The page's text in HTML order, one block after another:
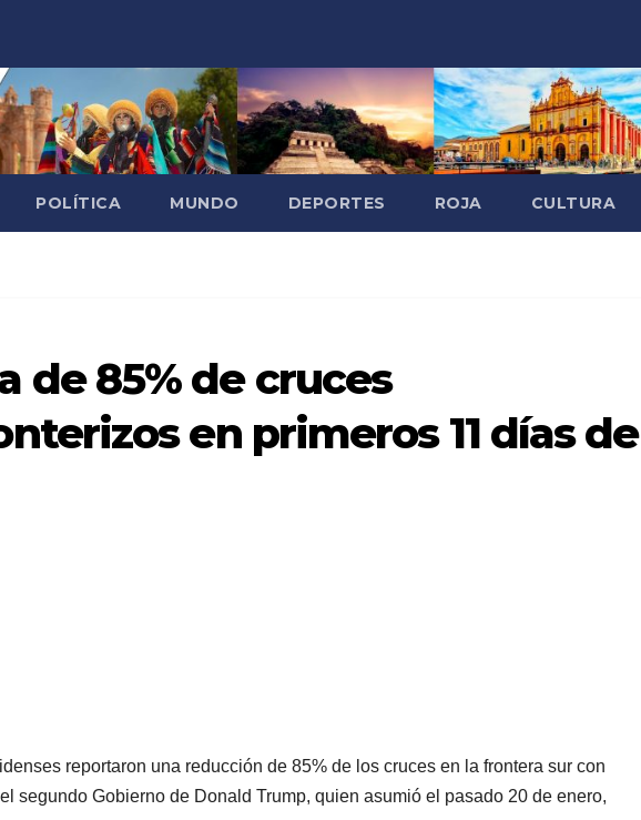
POLÍTICA MUNDO DEPORTES ROJA CULTURA
de 85% de cruces
en primeros 11 días de
reportaron una reducción de 85% de los cruces en la frontera sur con
segundo Gobierno de Donald Trump, quien asumió el pasado 20 de enero,